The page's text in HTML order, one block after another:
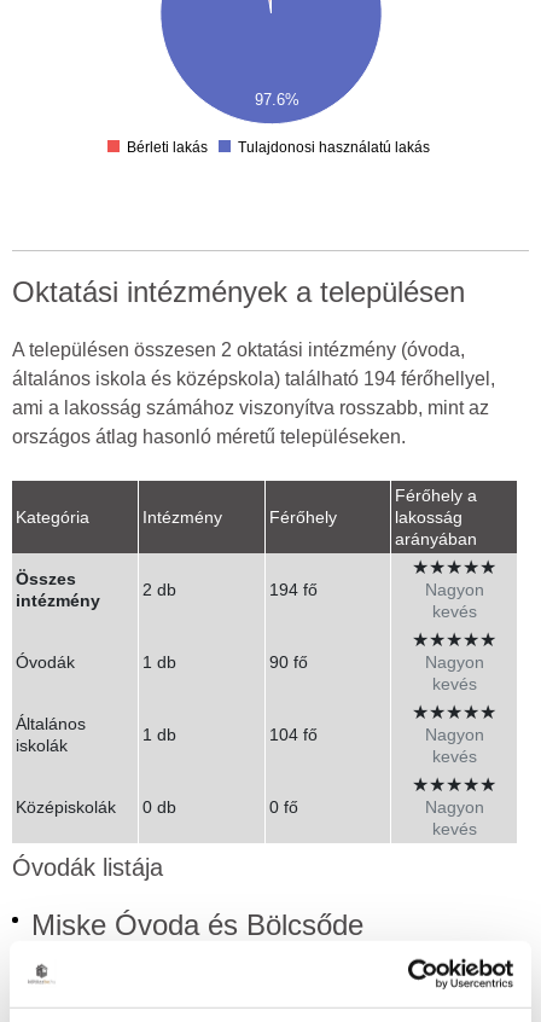
97.6%
Bérleti lakás Tulajdonosi használatú lakás
Oktatási intézmények a településen
A településen összesen 2 oktatási intézmény (óvoda,
általános iskola és középskola) található 194 férőhellyel,
ami a lakosság számához viszonyítva rosszabb, mint az
országos átlag hasonló méretű településeken.
Kategória Intézmény Férőhely
Férőhely a
lakosság
arányában
Összes
intézmény
2 db 194 fő
★
★
★
★
★
Nagyon
kevés
Óvodák 1 db 90 fő
★
★
★
★
★
Nagyon
kevés
Általános
iskolák
1 db 104 fő
★
★
★
★
★
Nagyon
kevés
Középiskolák 0 db 0 fő
★
★
★
★
★
Nagyon
kevés
Óvodák listája
Miske Óvoda és Bölcsőde
Felsőörs, Fő utca 21.